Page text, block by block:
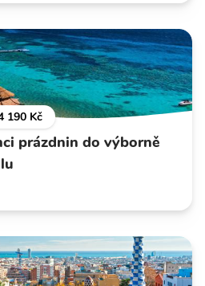
190 Kč
prázdnin do výborně